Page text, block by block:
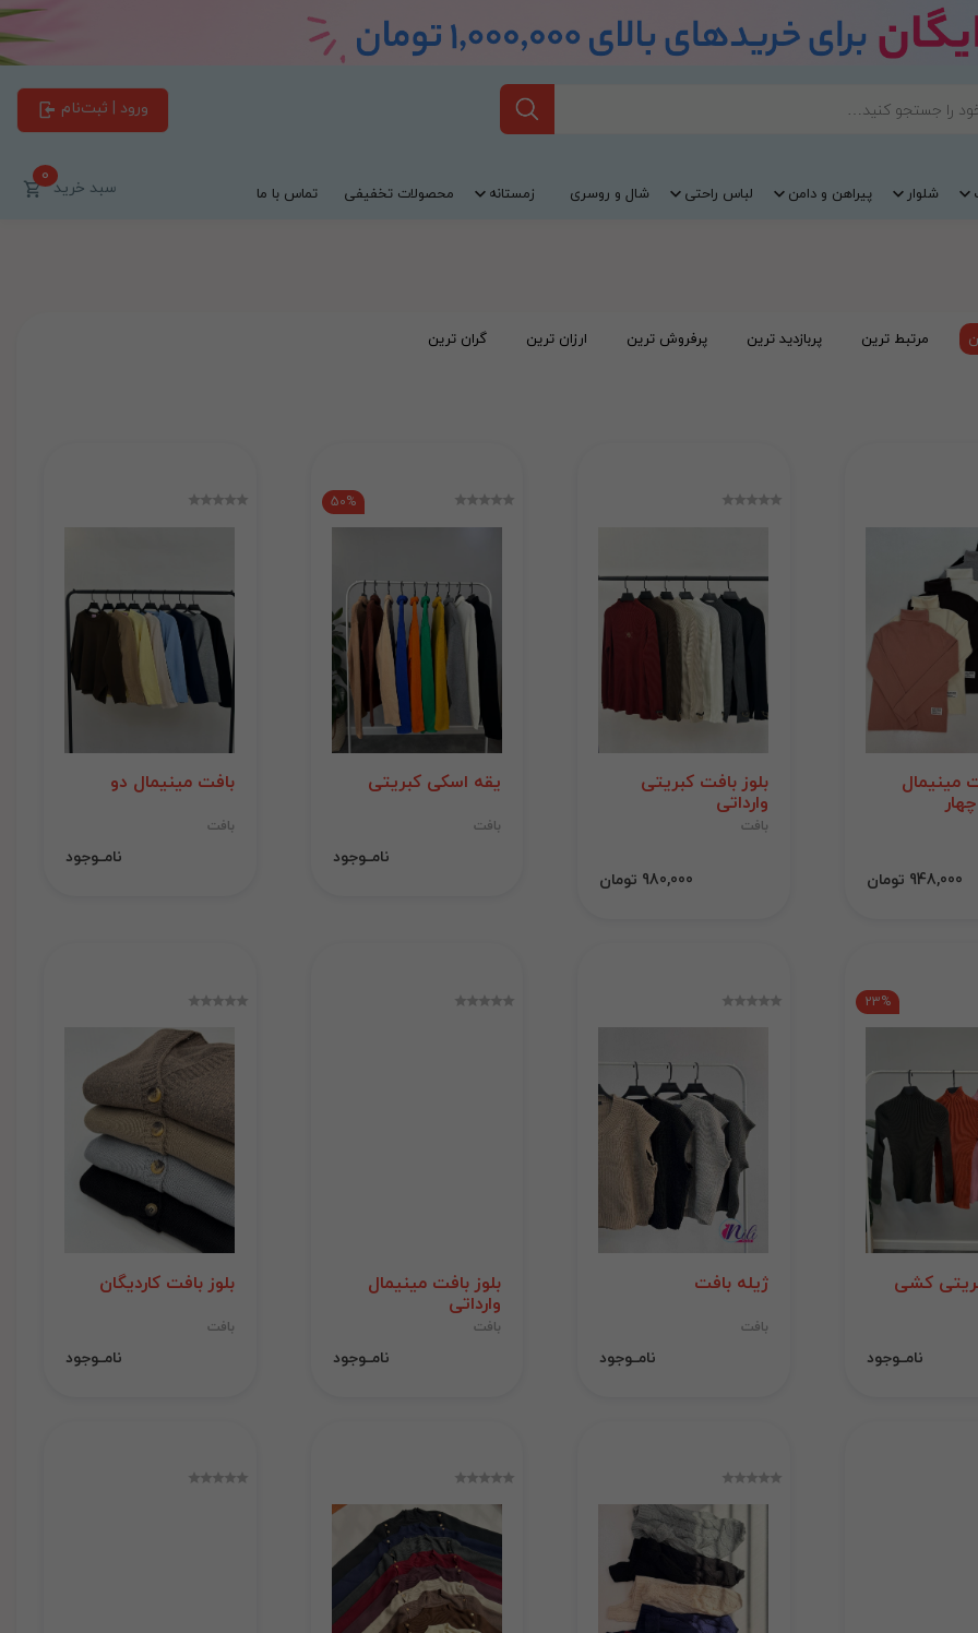
ورود | ثبت‌نام
شلوار پیراهن و دامن لباس راحتی شال و روسری زمستانه محصولات تخفیفی تماس با ما سبد خرید0
مرتبط ترین پربازدید ترین پرفروش ترین ارزان ترین گران ترین
مینیمال
948,000 تومان
بلوز بافت کبریتی
وارداتی
بافت
980,000 تومان
50%
یقه اسکی کبریتی
بافت
نامــوجود
بافت مینیمال دو
بافت
نامــوجود
23%
کشی
نامــوجود
ژیله بافت
بافت
نامــوجود
بلوز بافت مینیمال
وارداتی
بافت
نامــوجود
بلوز بافت کاردیگان
بافت
نامــوجود